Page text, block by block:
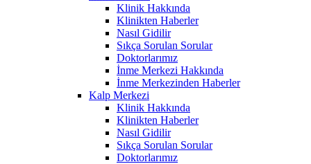
Klinik Hakkında
Klinikten Haberler
Nasıl Gidilir
Sıkça Sorulan Sorular
Doktorlarımız
İnme Merkezi Hakkında
İnme Merkezinden Haberler
Kalp Merkezi
Klinik Hakkında
Klinikten Haberler
Nasıl Gidilir
Sıkça Sorulan Sorular
Doktorlarımız